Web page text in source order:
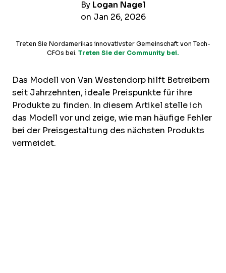
By Logan Nagel
on Jan 26, 2026
Treten Sie Nordamerikas innovativster Gemeinschaft von Tech-
CFOs bei. Treten Sie der Community bei.
Das Modell von Van Westendorp hilft Betreibern
seit Jahrzehnten, ideale Preispunkte für ihre
Produkte zu finden. In diesem Artikel stelle ich
das Modell vor und zeige, wie man häufige Fehler
bei der Preisgestaltung des nächsten Produkts
vermeidet.